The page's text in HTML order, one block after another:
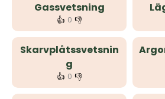
Gassvetsning
👍 0 👎
Skarvplåtssvetsnin
g
👍 0 👎